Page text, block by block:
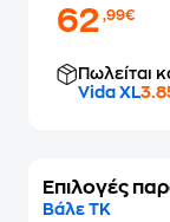
62,99€
Πωλείται
Vida XL
Επιλογές
Βάλε ΤΚ